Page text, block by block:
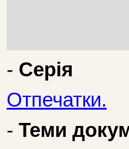
- Серія
Отпечатки.
- Теми